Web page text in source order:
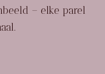
– elke parel